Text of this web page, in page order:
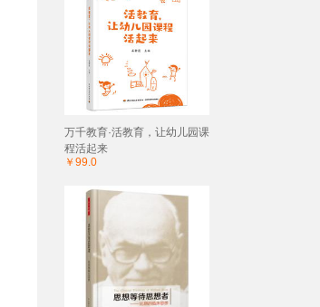
万千教育·活教育，让幼儿园课
程活起来
￥99.0